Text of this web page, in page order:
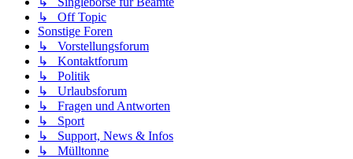
↳ Off Topic
Sonstige Foren
↳ Vorstellungsforum
↳ Kontaktforum
↳ Politik
↳ Urlaubsforum
↳ Fragen und Antworten
↳ Sport
↳ Support, News & Infos
↳ Mülltonne